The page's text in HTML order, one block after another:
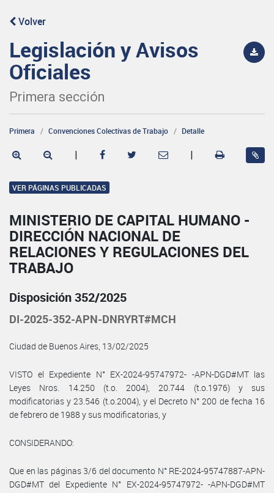
Volver
Legislación y Avisos
Oficiales
Primera sección
Primera Convenciones Colectivas de Trabajo Detalle
| |
VER PÁGINAS PUBLICADAS
MINISTERIO DE CAPITAL HUMANO -
DIRECCIÓN NACIONAL DE
RELACIONES Y REGULACIONES DEL
TRABAJO
Disposición 352/2025
DI-2025-352-APN-DNRYRT#MCH
Ciudad de Buenos Aires, 13/02/2025
VISTO el Expediente N° EX-2024-95747972- -APN-DGD#MT las
Leyes Nros. 14.250 (t.o. 2004), 20.744 (t.o.1976) y sus
modificatorias y 23.546 (t.o.2004), y el Decreto N° 200 de fecha 16
de febrero de 1988 y sus modificatorias, y
CONSIDERANDO:
Que en las páginas 3/6 del documento N° RE-2024-95747887-APN-
DGD#MT del Expediente N° EX-2024-95747972- -APN-DGD#MT